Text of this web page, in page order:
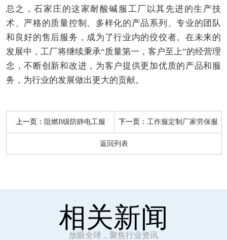
总之，石家庄的这家耐酸碱服工厂以其先进的生产技
术、严格的质量控制、多样化的产品系列、专业的团队
和良好的售后服务，成为了行业内的佼佼者。在未来的
发展中，工厂将继续秉承“质量第一，客户至上”的经营理
念，不断创新和改进，为客户提供更加优质的产品和服
务，为行业的发展做出更大的贡献。
上一页： 阻燃B级防静电工服 下一页： 工作服定制厂家劳保服
返回列表
相关新闻
放眼全球，聚焦行业资讯